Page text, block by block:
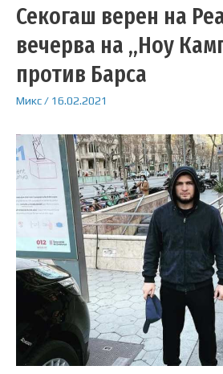
Секогаш верен на
вечерва на „Ноу
против Барса
Микс/ 16.02.2021